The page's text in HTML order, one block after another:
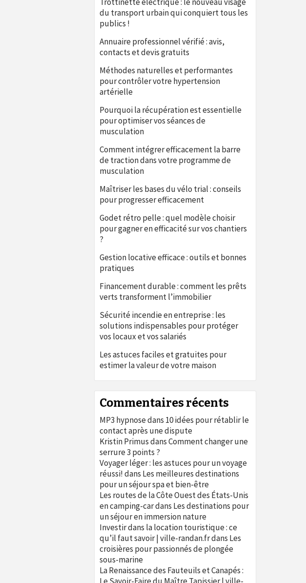
du transport urbain qui conquiert tous les
publics !
Annuaire professionnel vérifié : avis,
contacts et devis gratuits
Méthodes naturelles et performantes
pour contrôler votre hypertension
artérielle
Pourquoi la récupération est essentielle
pour optimiser vos séances de
musculation
Comment intégrer efficacement la barre
de traction dans votre programme de
musculation
Maîtriser les bases du vélo trial : conseils
pour progresser efficacement
Godet rétro pelle : quel modèle choisir
pour gagner en efficacité sur vos chantiers
?
Gestion locative efficace : outils et bonnes
pratiques
Financement durable : comment les prêts
verts transforment l’immobilier
Sécurité incendie en entreprise : les
solutions indispensables pour protéger
vos locaux et vos salariés
Les astuces faciles et gratuites pour
estimer la valeur de votre maison
Commentaires récents
MP3 hypnosedans 10 idées pour rétablir le
contact après une dispute
Kristin PrimusdansComment changer une
serrure 3 points ?
Voyager léger : les astuces pour un voyage
réussi!dans Les meilleures destinations
pour un séjour spa et bien-être
Les routes de la Côte Ouest des États-Unis
en camping-cardans Les destinations pour
un séjour en immersion nature
Investir dans la location touristique : ce
qu’il faut savoir | ville-randan.frdans Les
croisières pour passionnés de plongée
sous-marine
La Renaissance des Fauteuils et Canapés :